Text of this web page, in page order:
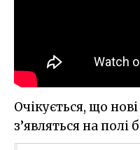
Очікується, що
з’являться на